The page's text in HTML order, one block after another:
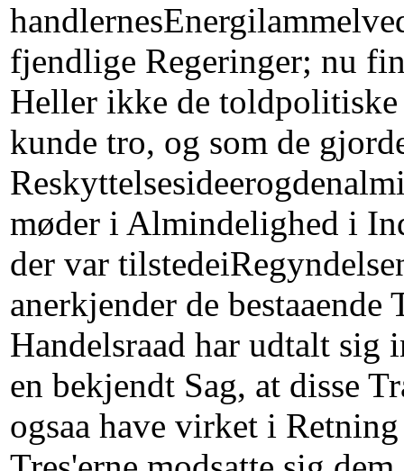
fjendlige Regeringer; nu
Heller ikke de toldpolitiske
kunde tro, og som de
møder i Almindelighed i
der var
anerkjender de
Handelsraad har udtalt
en bekjendt Sag, at disse
ogsaa have virket i